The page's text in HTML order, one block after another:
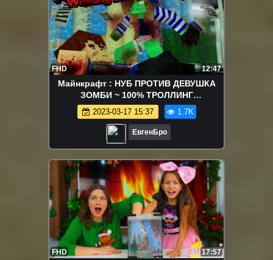
FHD 12:47
Майнкрафт : НУБ ПРОТИВ ДЕВУШКА
ЗОМБИ ~ 100% ТРОЛЛИНГ
НЕВИДИМКОЙ И ЗАЩИТА ОТ НУБА /
НУБИК MINECRAFT
2023-03-17 15:37 1.7K
ЕвгенБро
FHD 17:57